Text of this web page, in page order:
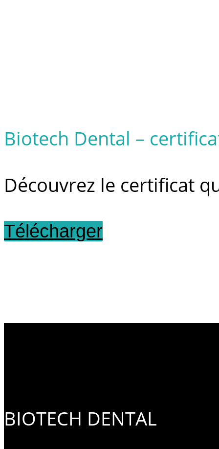
Biotech Dental –
Découvrez le certificat
Télécharger
BIOTECH DENTAL